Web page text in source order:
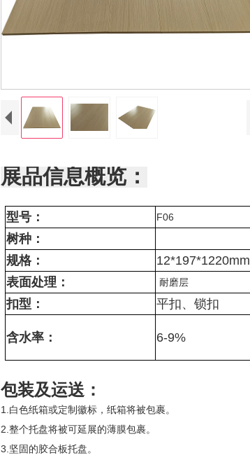
展品信息概览：
型号： F06
树种：
规格：
12*197*1220mm
表面处理：
耐磨层
扣型：
平扣、锁扣
含水率： 6-9%
包装及运送：
1.白色纸箱或定制徽标，纸箱将被包裹。
2.整个托盘将被可延展的薄膜包裹。
3.坚固的胶合板托盘。